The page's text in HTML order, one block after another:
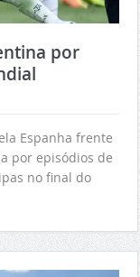
por
Espanha frente
por episódios de
no final do